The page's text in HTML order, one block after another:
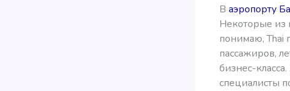
В аэропорту
Некоторые из
понимаю, Thai
пассажиров,
бизнес-
специалисты